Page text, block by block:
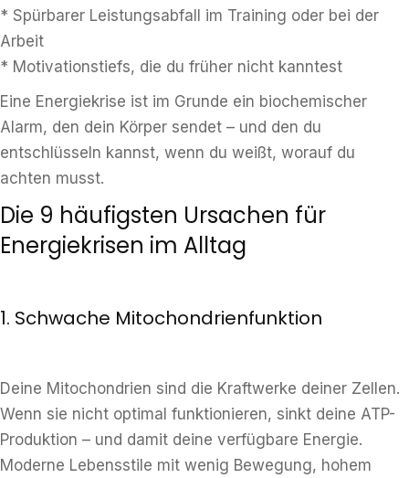
* Spürbarer Leistungsabfall im Training oder bei der
Arbeit
* Motivationstiefs, die du früher nicht kanntest
Eine Energiekrise ist im Grunde ein biochemischer
Alarm, den dein Körper sendet – und den du
entschlüsseln kannst, wenn du weißt, worauf du
achten musst.
Die 9 häufigsten Ursachen für
Energiekrisen im Alltag
1. Schwache Mitochondrienfunktion
Deine Mitochondrien sind die Kraftwerke deiner Zellen.
Wenn sie nicht optimal funktionieren, sinkt deine ATP-
Produktion – und damit deine verfügbare Energie.
Moderne Lebensstile mit wenig Bewegung, hohem